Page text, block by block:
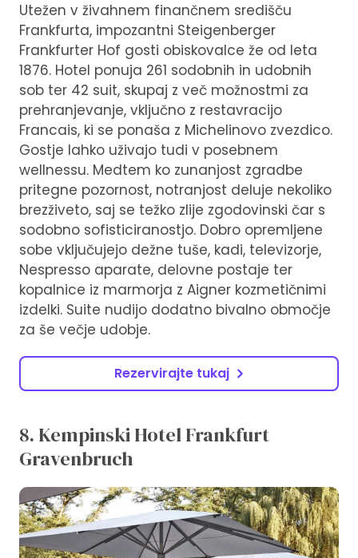
Utežen v živahnem finančnem središču
Frankfurta, impozantni Steigenberger
Frankfurter Hof gosti obiskovalce že od leta
1876. Hotel ponuja 261 sodobnih in udobnih
sob ter 42 suit, skupaj z več možnostmi za
prehranjevanje, vključno z restavracijo
Francais, ki se ponaša z Michelinovo zvezdico.
Gostje lahko uživajo tudi v posebnem
wellnessu. Medtem ko zunanjost zgradbe
pritegne pozornost, notranjost deluje nekoliko
brezživeto, saj se težko zlije zgodovinski čar s
sodobno sofisticiranostjo. Dobro opremljene
sobe vključujejo dežne tuše, kadi, televizorje,
Nespresso aparate, delovne postaje ter
kopalnice iz marmorja z Aigner kozmetičnimi
izdelki. Suite nudijo dodatno bivalno območje
za še večje udobje.
Rezervirajte tukaj
8. Kempinski Hotel Frankfurt
Gravenbruch